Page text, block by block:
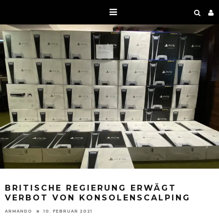
BRITISCHE REGIERUNG ERWÄGT
VERBOT VON KONSOLENSCALPING
ARMANDO 10. FEBRUAR 2021